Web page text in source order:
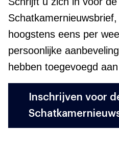
hoogstens eens per
persoonlijke
hebben toegevoegd
Inschrijven voor